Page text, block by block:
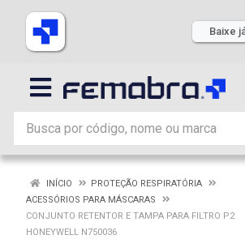
Baixe
INÍCIO
PROTEÇÃO RESPIRATÓRIA
ACESSÓRIOS PARA MÁSCARAS
CONJUNTO RETENTOR E TAMPA PARA FILTRO P2
HONEYWELL N750036